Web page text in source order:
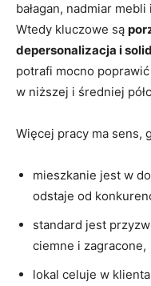
bałagan, nadmiar
Wtedy kluczowe są
depersonalizacja i
potrafi mocno
w niższej i średniej
Więcej pracy ma sens,
mieszkanie jest w
odstaje od
standard jest
ciemne i zagracone,
lokal celuje w